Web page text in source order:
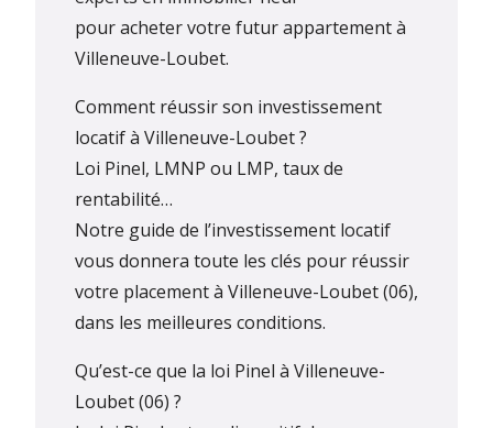
pour acheter votre futur appartement à
Villeneuve-Loubet.
Comment réussir son investissement
locatif à Villeneuve-Loubet ?
Loi Pinel, LMNP ou LMP, taux de
rentabilité…
Notre guide de l’investissement locatif
vous donnera toute les clés pour réussir
votre placement à Villeneuve-Loubet (06),
dans les meilleures conditions.
Qu’est-ce que la loi Pinel à Villeneuve-
Loubet (06) ?